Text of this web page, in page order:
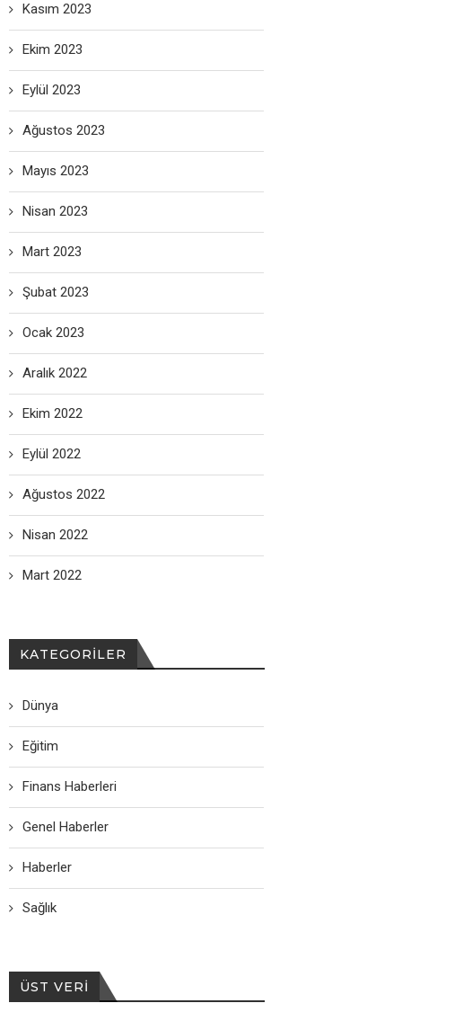
Kasım 2023
Ekim 2023
Eylül 2023
Ağustos 2023
Mayıs 2023
Nisan 2023
Mart 2023
Şubat 2023
Ocak 2023
Aralık 2022
Ekim 2022
Eylül 2022
Ağustos 2022
Nisan 2022
Mart 2022
KATEGORILER
Dünya
Eğitim
Finans Haberleri
Genel Haberler
Haberler
Sağlık
ÜST VERI